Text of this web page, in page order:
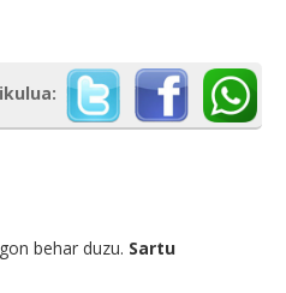
behar duzu. Sartu